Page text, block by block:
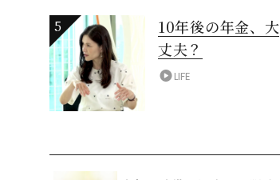
5
10年後の年金、大
丈夫？
LIFE